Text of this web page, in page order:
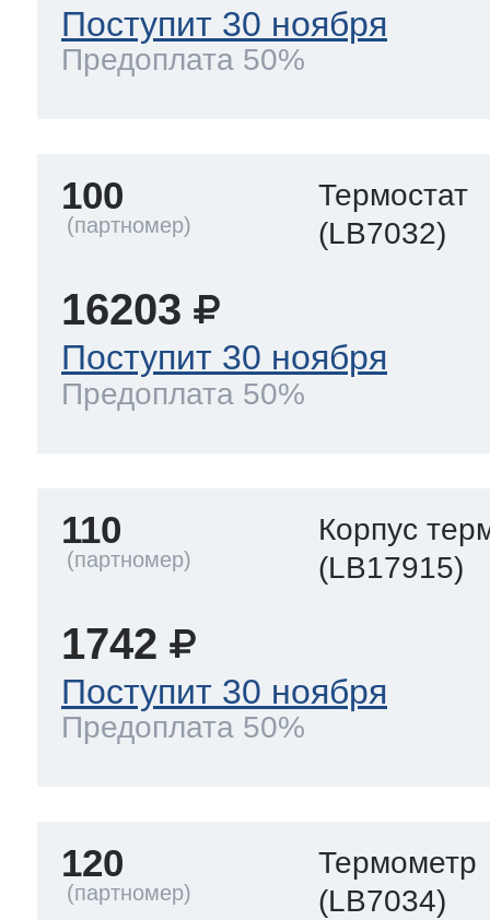
Поступит 30 ноября
Предоплата 50%
100
Термостат
(LB7032)
16203
Поступит 30 ноября
Предоплата 50%
110
Корпус
(LB17915)
1742
Поступит 30 ноября
Предоплата 50%
120
Термометр
(LB7034)